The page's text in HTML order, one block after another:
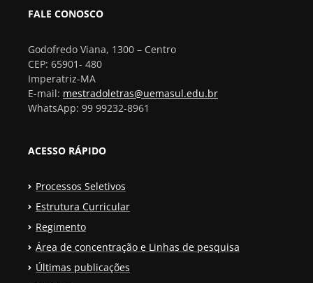
FALE CONOSCO
Godofredo Viana, 1300 – Centro
CEP: 65901- 480
Imperatriz-MA
E-mail: mestradoletras@uemasul.edu.br
WhatsApp: 99 99232-8961
ACESSO RÁPIDO
Processos Seletivos
Estrutura Curricular
Regimento
Área de concentração e Linhas de pesquisa
Últimas publicações